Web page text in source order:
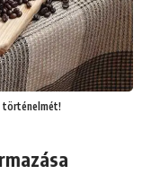
történelmét!